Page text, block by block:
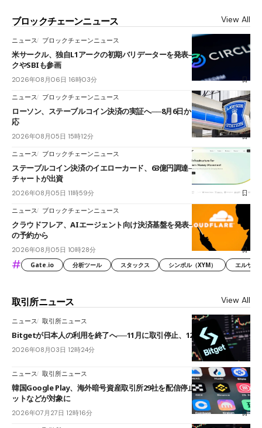
ブロックチェーンニュース View All
ニュース ブロックチェーンニュース
米サークル、独自L1アークの初期バリデーターを発表――ブラックロッ
クやSBIも参画
2026年08月06日 16時03分
ニュース ブロックチェーンニュース
ローソン、ステーブルコイン決済の実証へ──8月6日からJPYCやUSDC対
応
2026年08月05日 15時12分
ニュース ブロックチェーンニュース
ステーブルコイン決済のイエローカード、63億円調達──ソニーやスタン
チャートが出資
2026年08月05日 11時59分
ニュース ブロックチェーンニュース
クラウドフレア、AIエージェント向け決済基盤を発表──まずハンドル名
の予約から
2026年08月05日 10時28分
# Gate.io 分析ツール スタックス シンボル（XYM） エルサル
取引所ニュース View All
ニュース 取引所ニュース
Bitgetが日本人の利用を終了へ──11月に取引停止、12月末に強制決済
2026年08月03日 12時24分
ニュース 取引所ニュース
韓国Google Play、海外暗号資産取引所29社を配信停止──OKXやバイビ
ットなどが対象に
2026年07月27日 12時16分